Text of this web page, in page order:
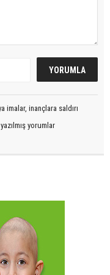
imalar, inançlara saldırı
yorumlar